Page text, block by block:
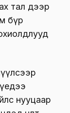
тал дээр
бүр
нууцаар